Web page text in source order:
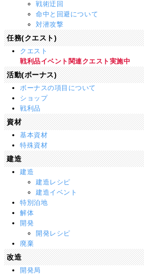
戦術迂回
命中と回避について
対潜攻撃
任務(クエスト)
クエスト
戦利品イベント関連クエスト実施中
活動(ボーナス)
ボーナスの項目について
ショップ
戦利品
資材
基本資材
特殊資材
建造
建造
建造レシピ
建造イベント
特別泊地
解体
開発
開発レシピ
廃棄
改造
開発局